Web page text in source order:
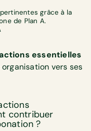
grâce à la
de Plan A.
essentielles
vers ses
contribuer
?